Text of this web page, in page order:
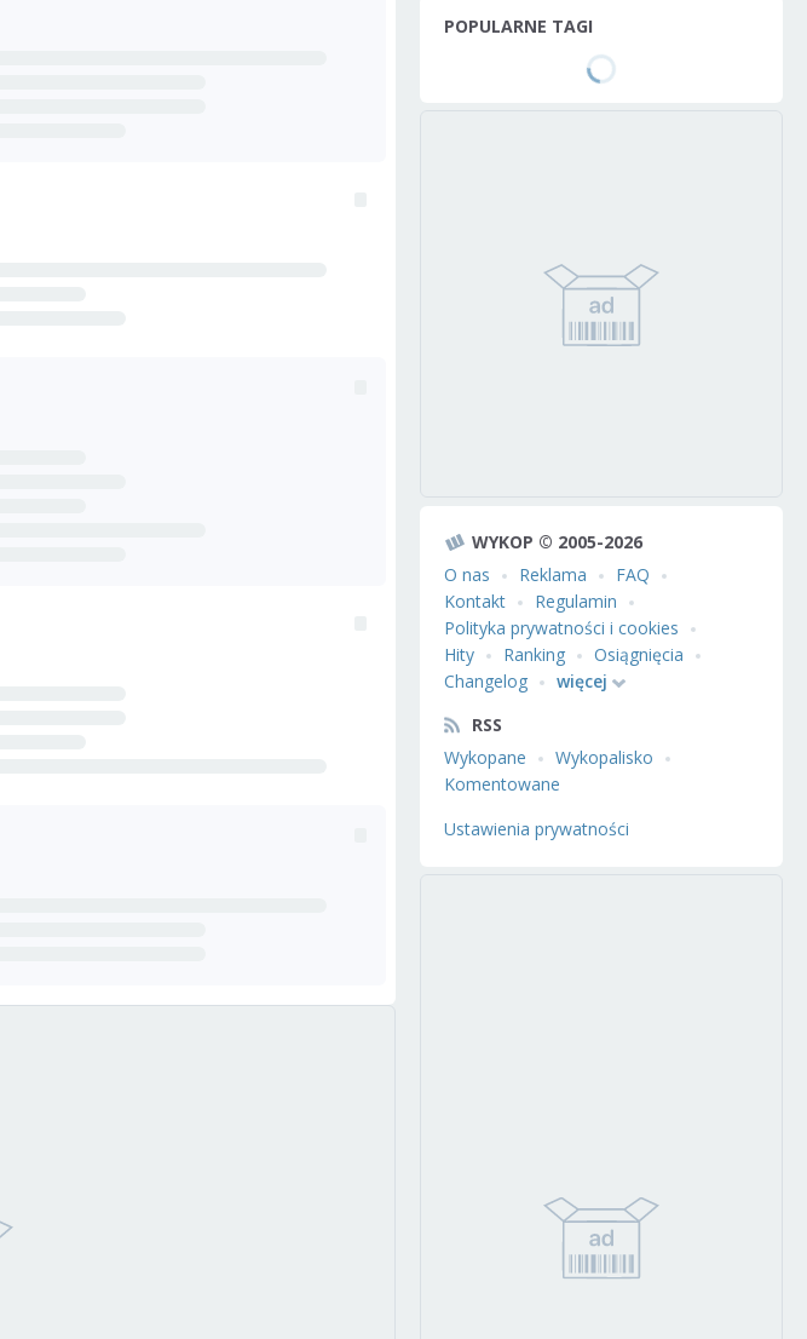
POPULARNE TAGI
WYKOP © 2005-2026
O nas
Reklama
FAQ
Kontakt
Regulamin
Polityka prywatności i cookies
Hity
Ranking
Osiągnięcia
Changelog
więcej
RSS
Wykopane
Wykopalisko
Komentowane
Ustawienia prywatności